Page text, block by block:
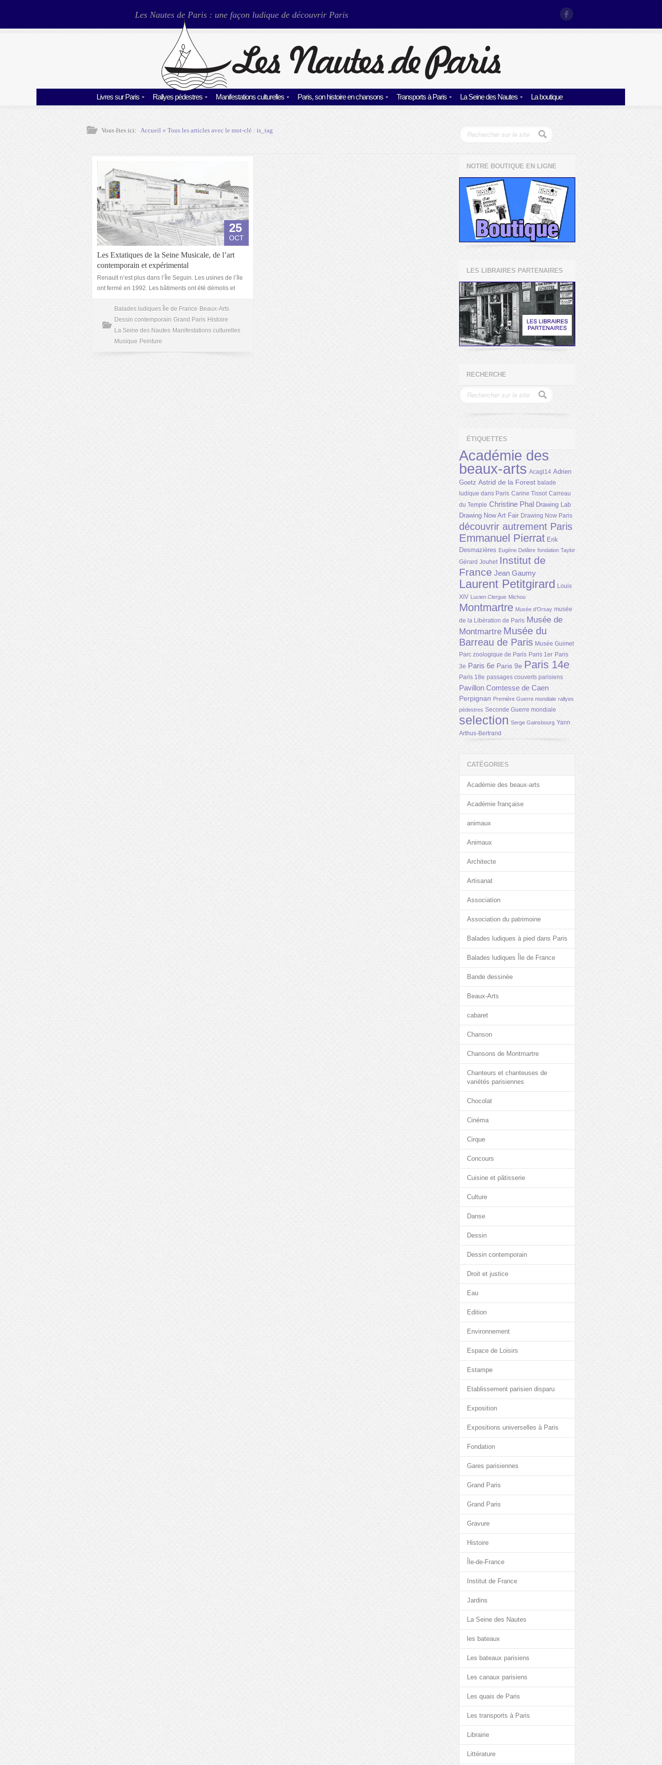
Les Nautes de Paris : une façon ludique de découvrir Paris
Livres sur Paris Rallyes pédestres Manifestations culturelles Paris, son histoire en chansons Transports à Paris La Seine des Nautes La boutique
Vous êtes ici: Accueil» Tous les articles avec le mot-clé :is_tag
25
OCT
Les Extatiques de la Seine Musicale, de l’art
contemporain et expérimental
Renault n’est plus dans l’Île Seguin. Les usines de l’île
ont fermé en 1992. Les bâtiments ont été démolis et
Balades ludiques Île de France Beaux-Arts
Dessin contemporain Grand Paris Histoire
La Seine des Nautes Manifestations culturelles
Musique Peinture
NOTRE BOUTIQUE EN LIGNE
LES LIBRAIRES PARTENAIRES
RECHERCHE
ÉTIQUETTES
Académie des
beaux-arts Acagl14 Adrien
Goetz Astrid de la Forest balade
ludique dans Paris Carine Tissot Carreau
du Temple Christine Phal Drawing Lab
Drawing Now Art Fair Drawing Now Paris
découvrir autrement Paris
Emmanuel Pierrat Erik
Desmazières Eugène Delâtre fondation Taylor
Gérard Jouhet Institut de
France Jean Gaumy
Laurent Petitgirard Louis
XIV Lucien Clergue Michou
Montmartre Musée d'Orsay musée
de la Libération de Paris Musée de
Montmartre Musée du
Barreau de Paris Musée Guimet
Parc zoologique de Paris Paris 1er Paris
3e Paris 6e Paris 9e Paris 14e
Paris 18e passages couverts parisiens
Pavillon Comtesse de Caen
Perpignan Première Guerre mondiale rallyes
pédestres Seconde Guerre mondiale
selection Serge Gainsbourg Yann
Arthus-Bertrand
CATÉGORIES
Académie des beaux-arts
Académie française
animaux
Animaux
Architecte
Artisanat
Association
Association du patrimoine
Balades ludiques à pied dans Paris
Balades ludiques Île de France
Bande dessinée
Beaux-Arts
cabaret
Chanson
Chansons de Montmartre
Chanteurs et chanteuses de
variétés parisiennes
Chocolat
Cinéma
Cirque
Concours
Cuisine et pâtisserie
Culture
Danse
Dessin
Dessin contemporain
Droit et justice
Eau
Edition
Environnement
Espace de Loisirs
Estampe
Etablissement parisien disparu
Exposition
Expositions universelles à Paris
Fondation
Gares parisiennes
Grand Paris
Grand Paris
Gravure
Histoire
Île-de-France
Institut de France
Jardins
La Seine des Nautes
les bateaux
Les bateaux parisiens
Les canaux parisiens
Les quais de Paris
Les transports à Paris
Librairie
Littérature